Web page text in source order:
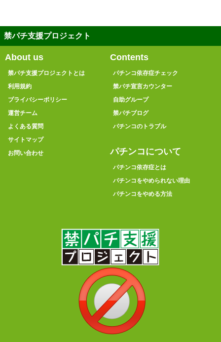
禁パチ支援プロジェクト
About us
禁パチ支援プロジェクトとは
利用規約
プライバシーポリシー
運営チーム
よくある質問
サイトマップ
お問い合わせ
Contents
パチンコ依存症チェック
禁パチ宣言カウンター
自助グループ
禁パチブログ
パチンコのトラブル
パチンコについて
パチンコ依存症とは
パチンコをやめられない理由
パチンコをやめる方法